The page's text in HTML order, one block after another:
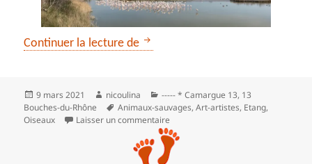
Continuer la lecture de Parc ornithologique du Pont-de-
Publié
le
9 mars 2021 Auteur
nicoulina Catégories
----- * Camargue 13, 13
Bouches-du-Rhône
Mots-
clés
Animaux-sauvages,Art-artistes, Etang,
Oiseaux
Laisser un commentaire sur Parc ornithologique du Pont-